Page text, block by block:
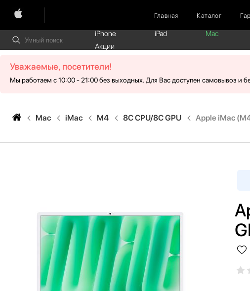
Главная Каталог
iPhone iPad Mac
Акции
Уважаемые, посетители!
Мы работаем с 10:00 - 21:00 без выходных. Для Вас доступен самовывоз и
Mac iMac M4 8C CPU/8C GPU Apple iMac